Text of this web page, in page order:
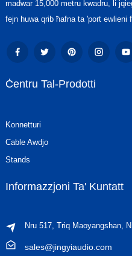
madwar 15,000 metru kwadru, li
fejn huwa qrib ħafna ta 'port ewlieni
Ċentru Tal-Prodotti
Konnetturi
Cable Awdjo
Stands
Informazzjoni Ta' Kuntatt
Nru 517, Triq Maoyangshan,
sales@jingyiaudio.com